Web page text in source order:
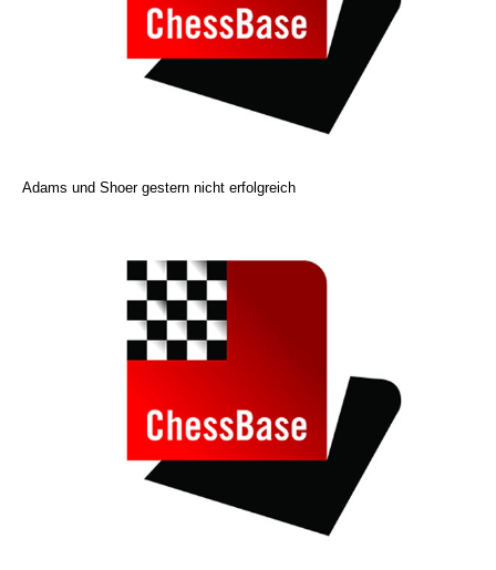
Adams und Shoer gestern nicht erfolgreich